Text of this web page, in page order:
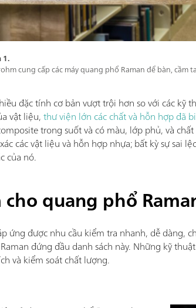
1.
cung cấp các máy quang phổ Raman để bàn,
đặc tính cơ bản vượt trội hơn so với các kỹ
vật liệu,thư viện lớn các chất và hỗn hợp đã
trong suốt và có màu, lớp phủ, và
các vật liệu và hỗn hợp nhựa; bất kỳ sự sai
của nó.
quang phổ
ứng được nhu cầu kiểm tra nhanh, dễ dàng,
đứng đầu danh sách này. Những kỹ
và kiểm soát chất lượng.